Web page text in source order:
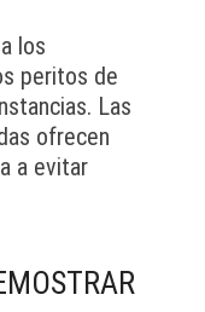
los
peritos de
Las
ofrecen
a evitar